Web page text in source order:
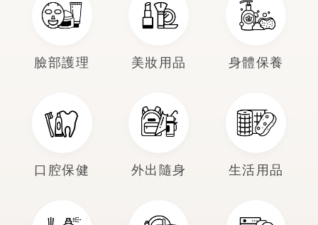
臉部護理 美妝用品 身體保養
口腔保健 外出隨身 生活用品